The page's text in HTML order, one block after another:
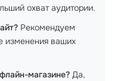
охват аудитории.
Рекомендуем
изменения ваших
магазине? Да,